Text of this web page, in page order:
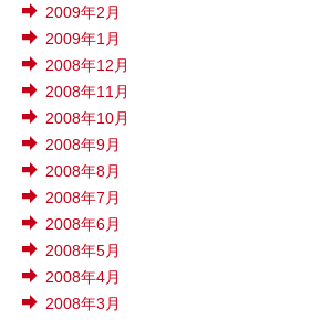
2009年2月
2009年1月
2008年12月
2008年11月
2008年10月
2008年9月
2008年8月
2008年7月
2008年6月
2008年5月
2008年4月
2008年3月